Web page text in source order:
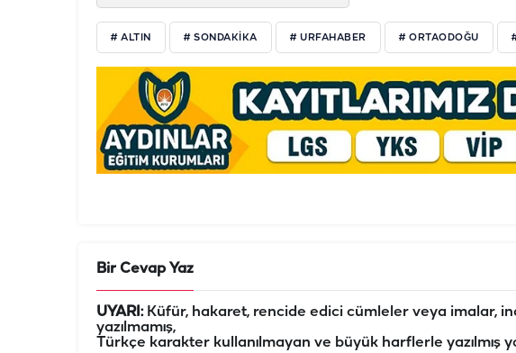
# ALTIN # SONDAKIKA # URFAHABER # ORTAODOĞU
Bir Cevap Yaz
UYARI:Küfür, hakaret, rencide edici cümleler veya imalar,
yazılmamış,
Türkçe karakter kullanılmayan ve büyük harflerle yazılmış